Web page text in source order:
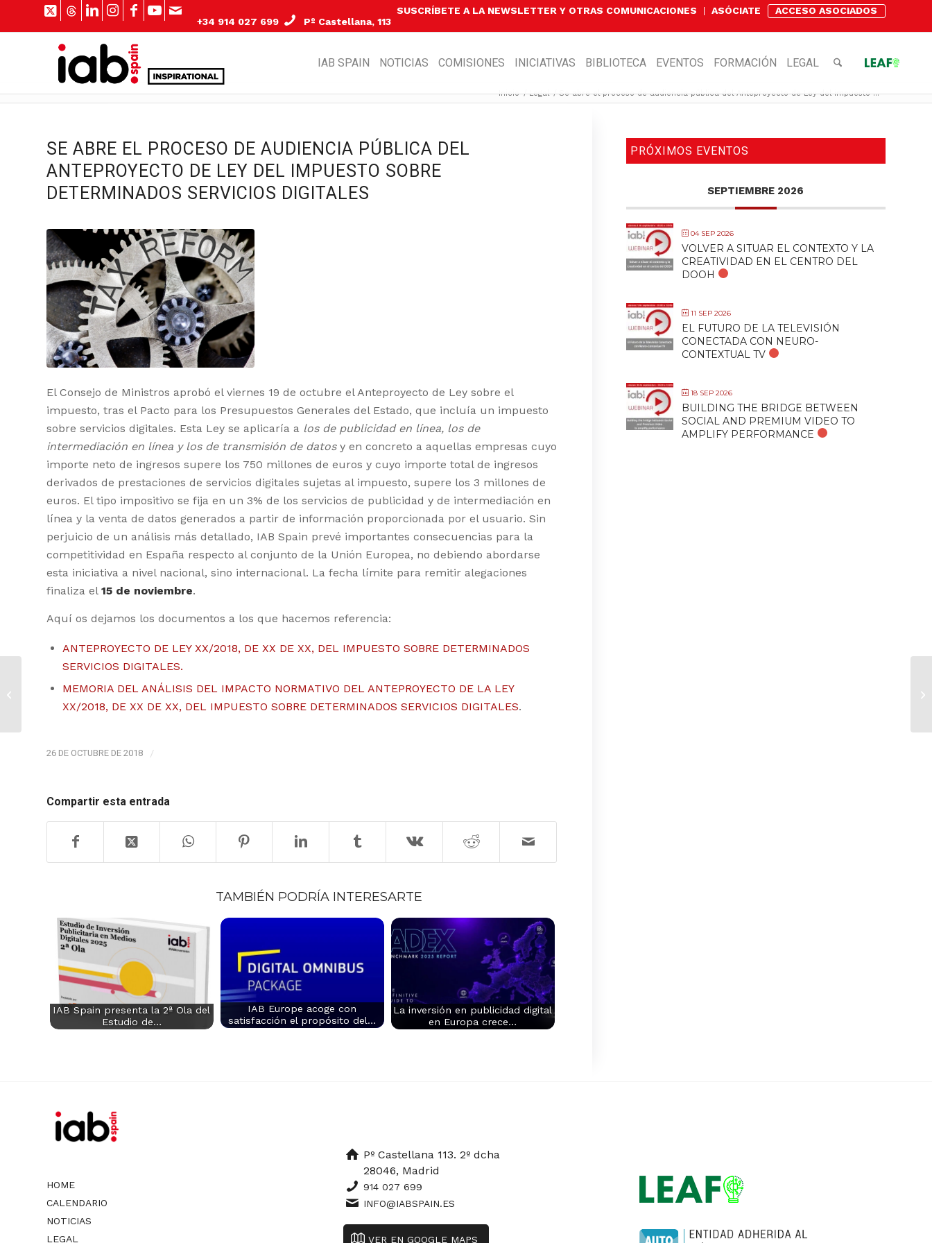
SUSCRÍBETE A LA NEWSLETTER Y OTRAS COMUNICACIONES ASÓCIATE
ACCESO ASOCIADOS
+34 914 027 699
Pº Castellana, 113
IAB SPAIN NOTICIAS COMISIONES INICIATIVAS BIBLIOTECA EVENTOS FORMACIÓN LEGAL
Inicio / Legal / Se abre el proceso de audiencia pública del Anteproyecto de Ley del impuesto ...
SE ABRE EL PROCESO DE AUDIENCIA PÚBLICA DEL
ANTEPROYECTO DE LEY DEL IMPUESTO SOBRE
DETERMINADOS SERVICIOS DIGITALES
El Consejo de Ministros aprobó el viernes 19 de octubre el Anteproyecto de Ley sobre el
impuesto, tras el Pacto para los Presupuestos Generales del Estado, que incluía un impuesto
sobre servicios digitales. Esta Ley se aplicaría a los de publicidad en línea, los de
intermediación en línea y los de transmisión de datosy en concreto a aquellas empresas cuyo
importe neto de ingresos supere los 750 millones de euros y cuyo importe total de ingresos
derivados de prestaciones de servicios digitales sujetas al impuesto, supere los 3 millones de
euros. El tipo impositivo se fija en un 3% de los servicios de publicidad y de intermediación en
línea y la venta de datos generados a partir de información proporcionada por el usuario. Sin
perjuicio de un análisis más detallado, IAB Spain prevé importantes consecuencias para la
competitividad en España respecto al conjunto de la Unión Europea, no debiendo abordarse
esta iniciativa a nivel nacional, sino internacional. La fecha límite para remitir alegaciones
finaliza el 15 de noviembre.
Aquí os dejamos los documentos a los que hacemos referencia:
ANTEPROYECTO DE LEY XX/2018, DE XX DE XX, DEL IMPUESTO SOBRE DETERMINADOS
SERVICIOS DIGITALES.
MEMORIA DEL ANÁLISIS DEL IMPACTO NORMATIVO DEL ANTEPROYECTO DE LA LEY
XX/2018, DE XX DE XX, DEL IMPUESTO SOBRE DETERMINADOS SERVICIOS DIGITALES.
26 DE OCTUBRE DE 2018 /
Compartir esta entrada
TAMBIÉN PODRÍA INTERESARTE
IAB Spain presenta la 2ª Ola del
Estudio de…
IAB Europe acoge con
satisfacción el propósito del…
La inversión en publicidad digital
en Europa crece…
PRÓXIMOS EVENTOS
SEPTIEMBRE 2026
04 SEP 2026
VOLVER A SITUAR EL CONTEXTO Y LA
CREATIVIDAD EN EL CENTRO DEL
DOOH
11 SEP 2026
EL FUTURO DE LA TELEVISIÓN
CONECTADA CON NEURO-
CONTEXTUAL TV
18 SEP 2026
BUILDING THE BRIDGE BETWEEN
SOCIAL AND PREMIUM VIDEO TO
AMPLIFY PERFORMANCE
HOME
CALENDARIO
NOTICIAS
LEGAL
Pº Castellana 113. 2º dcha
28046, Madrid
914 027 699
INFO@IABSPAIN.ES
VER EN GOOGLE MAPS
en el evento Retina
LTD 2018